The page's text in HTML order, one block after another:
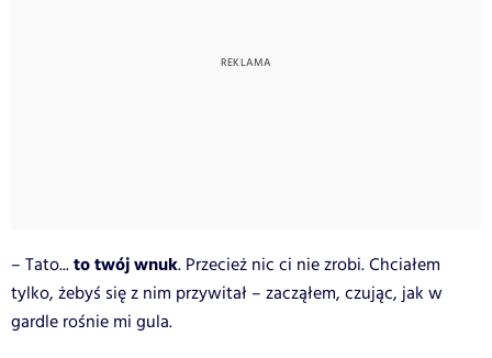
– Tato...to twój wnuk. Przecież nic ci nie zrobi. Chciałem
tylko, żebyś się z nim przywitał – zacząłem, czując, jak w
gardle rośnie mi gula.